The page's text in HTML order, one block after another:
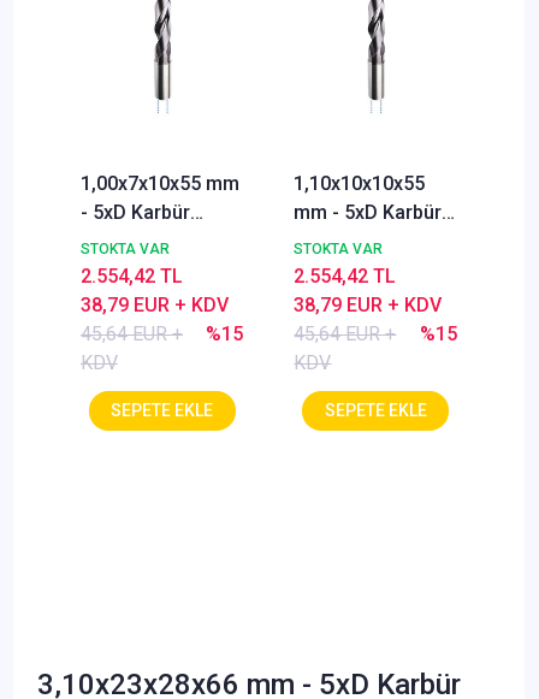
1,00x7x10x55 mm
- 5xD Karbür
Matkabı, BlueCut,
140°, İçten
Soğutmalı
STOKTA VAR
45,64 EUR +
KDV
%15
38,79 EUR + KDV
2.554,42 TL
1,10x10x10x55
mm - 5xD Karbür
Matkabı, BlueCut,
140°, İçten
Soğutmalı
STOKTA VAR
45,64 EUR +
KDV
%15
38,79 EUR + KDV
2.554,42 TL
3,10x23x28x66 mm - 5xD Karbür